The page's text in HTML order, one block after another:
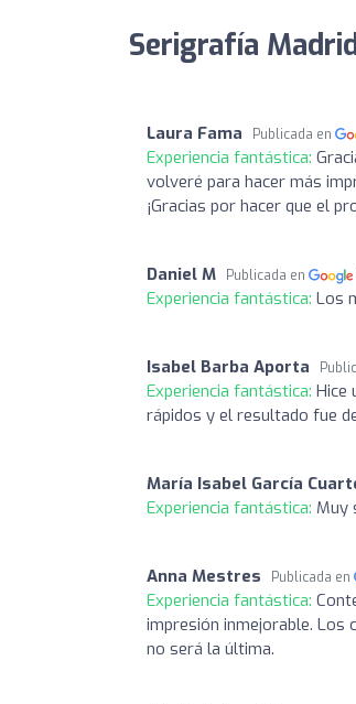
Serigrafía
Laura Fama Publicada en
Experiencia fantástica:
volveré para hacer más
¡Gracias por hacer que el
Daniel M Publicada en
Experiencia fantástica: Los
Isabel Barba Aporta
Experiencia fantástica: Hice
rápidos y el resultado fue
María Isabel García
Experiencia fantástica: Muy
Anna Mestres Publicada en
Experiencia fantástica:
impresión inmejorable. Los
no será la última.